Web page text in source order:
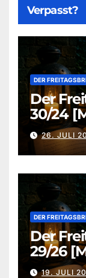
Verpasst?
DER
Der
30/24
26. JULI
DER
Der
29/26
19. JULI